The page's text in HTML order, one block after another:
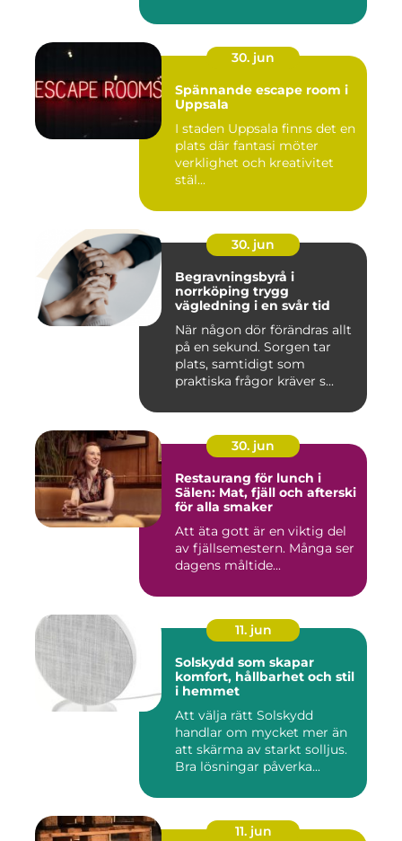
30. jun
Spännande escape room i
Uppsala
I staden Uppsala finns det en
plats där fantasi möter
verklighet och kreativitet
stäl...
30. jun
Begravningsbyrå i
norrköping trygg
vägledning i en svår tid
När någon dör förändras allt
på en sekund. Sorgen tar
plats, samtidigt som
praktiska frågor kräver s...
30. jun
Restaurang för lunch i
Sälen: Mat, fjäll och afterski
för alla smaker
Att äta gott är en viktig del
av fjällsemestern. Många ser
dagens måltide...
11. jun
Solskydd som skapar
komfort, hållbarhet och stil
i hemmet
Att välja rätt Solskydd
handlar om mycket mer än
att skärma av starkt solljus.
Bra lösningar påverka...
11. jun